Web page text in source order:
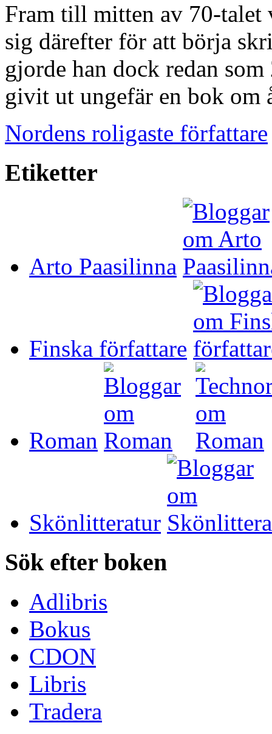
Fram till mitten av 70-talet
sig därefter för att börja
gjorde han dock redan
givit ut ungefär en bok om
Nordens roligaste författare
Etiketter
Arto Paasilinna
Finska författare
Roman
Skönlitteratur
Sök efter boken
Adlibris
Bokus
CDON
Libris
Tradera